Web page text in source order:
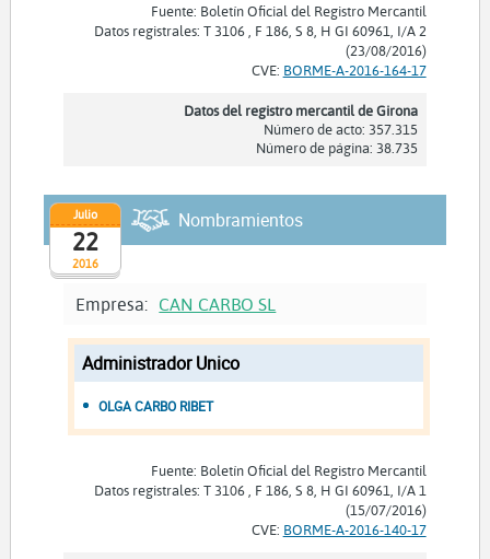
Fuente: Boletín Oficial del Registro Mercantil
Datos registrales: T 3106 , F 186, S 8, H GI 60961, I/A 2
(23/08/2016)
CVE: BORME-A-2016-164-17
Datos del registro mercantil de Girona
Número de acto: 357.315
Número de página: 38.735
2016
Julio
22
Nombramientos
Empresa: CAN CARBO SL
Administrador Unico
OLGA CARBO RIBET
Fuente: Boletín Oficial del Registro Mercantil
Datos registrales: T 3106 , F 186, S 8, H GI 60961, I/A 1
(15/07/2016)
CVE: BORME-A-2016-140-17